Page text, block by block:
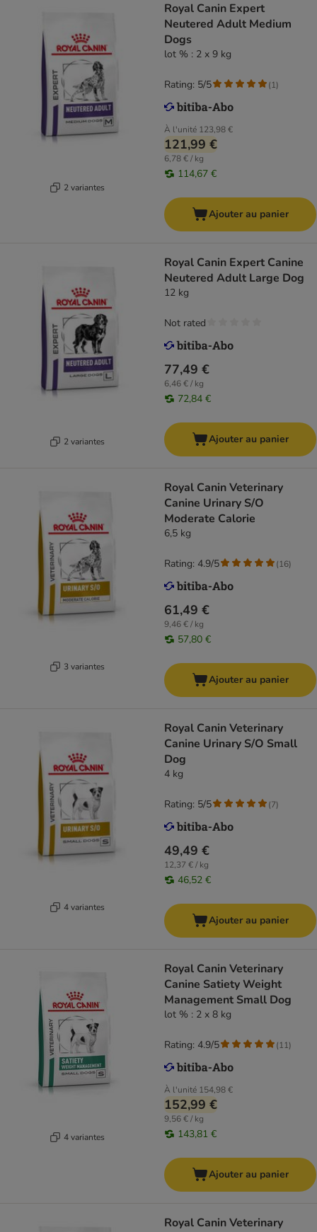
2 variantes
Royal Canin Expert
Neutered Adult Medium
Dogs
lot % : 2 x 9 kg
À l'unité 123,98 €
121,99 €
6,78 € / kg
114,67 €
Rating: 5/5 (1)
Ajouter au panier
2 variantes
Royal Canin Expert Canine
Neutered Adult Large Dog
12 kg
77,49 €
6,46 € / kg
72,84 €
Not rated
Ajouter au panier
3 variantes
Royal Canin Veterinary
Canine Urinary S/O
Moderate Calorie
6,5 kg
61,49 €
9,46 € / kg
57,80 €
Rating: 4.9/5 (16)
Ajouter au panier
4 variantes
Royal Canin Veterinary
Canine Urinary S/O Small
Dog
4 kg
49,49 €
12,37 € / kg
46,52 €
Rating: 5/5 (7)
Ajouter au panier
4 variantes
Royal Canin Veterinary
Canine Satiety Weight
Management Small Dog
lot % : 2 x 8 kg
À l'unité 154,98 €
152,99 €
9,56 € / kg
143,81 €
Rating: 4.9/5 (11)
Ajouter au panier
Royal Canin Veterinary